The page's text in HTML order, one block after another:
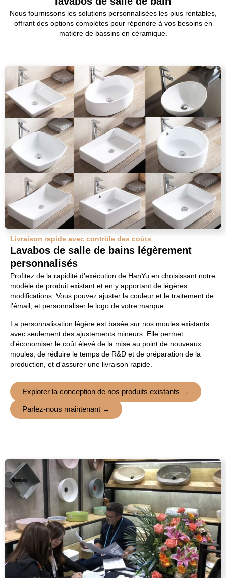
Nous fournissons les solutions personnalisées les plus rentables,
offrant des options complètes pour répondre à vos besoins en
matière de bassins en céramique.
Livraison rapide avec contrôle des coûts
Lavabos de salle de bains légèrement
personnalisés
Profitez de la rapidité d'exécution de HanYu en choisissant notre
modèle de produit existant et en y apportant de légères
modifications. Vous pouvez ajuster la couleur et le traitement de
l'émail, et personnaliser le logo de votre marque.
La personnalisation légère est basée sur nos moules existants
avec seulement des ajustements mineurs. Elle permet
d'économiser le coût élevé de la mise au point de nouveaux
moules, de réduire le temps de R&D et de préparation de la
production, et d'assurer une livraison rapide.
Explorer la conception de nos produits existants →
Parlez-nous maintenant →